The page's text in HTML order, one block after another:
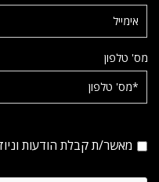
מס' טלפון
מאשר/ת קבלת הודעות